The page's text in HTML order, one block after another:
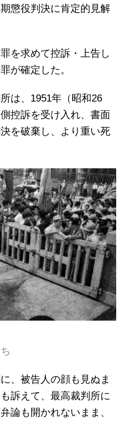
懲役判決に肯定的見解
を求めて控訴・上告し
が確定した。
は、1951年（昭和26
控訴を受け入れ、書面
を破棄し、より重い死
、被告人の顔も見ぬま
訴えて、最高裁判所に
論も開かれないまま、